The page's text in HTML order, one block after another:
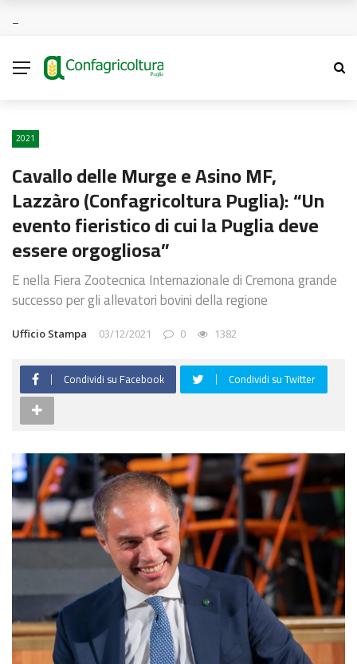
2021
Cavallo delle Murge e Asino MF,
Lazzàro (Confagricoltura Puglia): “Un
evento fieristico di cui la Puglia deve
essere orgogliosa”
E nella Fiera Zootecnica Internazionale di Cremona grande
successo per gli allevatori bovini della regione
Ufficio Stampa 03/12/2021 0 1382
Condividi su Facebook Condividi su Twitter